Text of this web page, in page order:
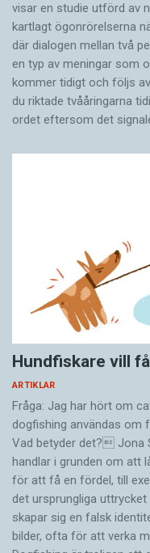
visar en studie utförd av
kartlagt ögonrörelserna
där dialogen mellan två
en typ av meningar som
kommer tidigt och följs
du riktade tvååringarna
ordet eftersom det
Hundfiskare vill
ARTIKLAR
Fråga: Jag har hört om
dogfishing användas om
Vad betyder det? Jona
handlar i grunden om att
för att få en fördel, till
det ursprungliga
skapar sig en falsk
bilder, ofta för att verka